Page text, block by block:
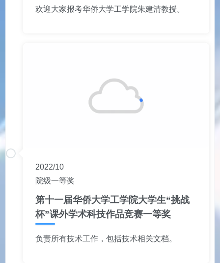
欢迎大家报考华侨大学工学院朱建清教授。
2022/10
院级一等奖
第十一届华侨大学工学院大学生“挑战
杯”课外学术科技作品竞赛一等奖
负责所有技术工作，包括技术相关文档。